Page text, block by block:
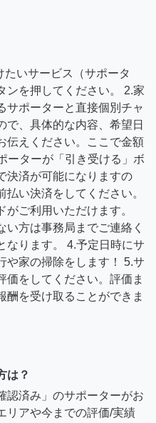
いサービス（サポータ
ンを押してください。 2.家
サポーターと直接個別チャ
で、具体的な内容、希望日
伝えください。ここで金額
ーターが「引き受ける」ボ
決済が可能になりますの
い決済をしてください。
ご利用いただけます。
い方は事務局までご連絡く
なります。 4.予定日時にサ
や家の掃除をします！ 5.サ
価をしてください。評価ま
酬を受け取ることができま
は？
認済み」のサポーターがお
リアや今までの評価/実績